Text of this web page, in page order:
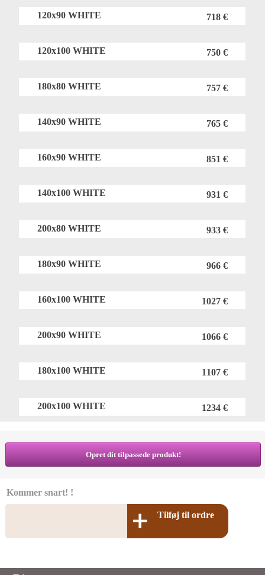
120x90 WHITE 718 €
120x100 WHITE 750 €
180x80 WHITE 757 €
140x90 WHITE 765 €
160x90 WHITE 851 €
140x100 WHITE 931 €
200x80 WHITE 933 €
180x90 WHITE 966 €
160x100 WHITE 1027 €
200x90 WHITE 1066 €
180x100 WHITE 1107 €
200x100 WHITE 1234 €
Opret dit tilpassede produkt!
Kommer snart! !
Tilføj til ordre